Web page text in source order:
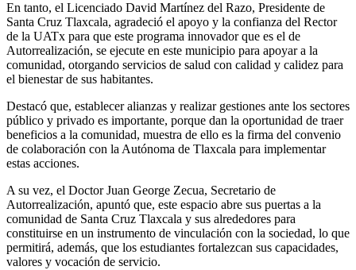
En tanto, el Licenciado David Martínez del Razo, Presidente de
Santa Cruz Tlaxcala, agradeció el apoyo y la confianza del Rector
de la UATx para que este programa innovador que es el de
Autorrealización, se ejecute en este municipio para apoyar a la
comunidad, otorgando servicios de salud con calidad y calidez para
el bienestar de sus habitantes.
Destacó que, establecer alianzas y realizar gestiones ante los sectores
público y privado es importante, porque dan la oportunidad de traer
beneficios a la comunidad, muestra de ello es la firma del convenio
de colaboración con la Autónoma de Tlaxcala para implementar
estas acciones.
A su vez, el Doctor Juan George Zecua, Secretario de
Autorrealización, apuntó que, este espacio abre sus puertas a la
comunidad de Santa Cruz Tlaxcala y sus alrededores para
constituirse en un instrumento de vinculación con la sociedad, lo que
permitirá, además, que los estudiantes fortalezcan sus capacidades,
valores y vocación de servicio.